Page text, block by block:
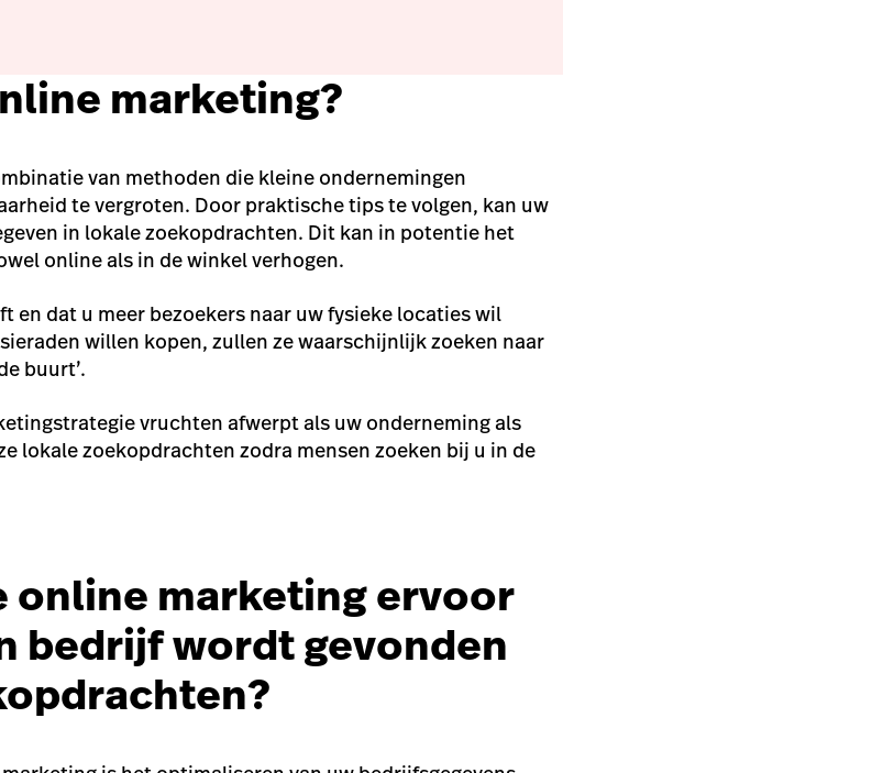
marketing?
van methoden die kleine ondernemingen
te vergroten. Door praktische tips te volgen, kan uw
in lokale zoekopdrachten. Dit kan in potentie het
online als in de winkel verhogen.
en dat u meer bezoekers naar uw fysieke locaties wil
willen kopen, zullen ze waarschijnlijk zoeken naar
buurt’.
vruchten afwerpt als uw onderneming als
lokale zoekopdrachten zodra mensen zoeken bij u in de
online marketing ervoor
bedrijf wordt gevonden